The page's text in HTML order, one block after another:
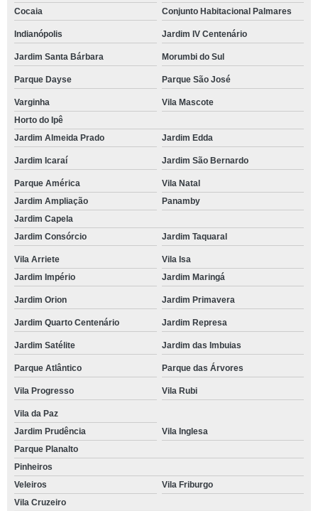
Cocaia
Conjunto Habitacional Palmares
Indianópolis Jardim IV Centenário
Jardim Santa Bárbara Morumbi do Sul
Parque Dayse Parque São José
Varginha
Vila Mascote
Horto do Ipê
Jardim Almeida Prado
Jardim Edda
Jardim Icaraí Jardim São Bernardo
Parque América
Vila Natal
Jardim Ampliação
Panamby
Jardim Capela
Jardim Consórcio
Jardim Taquaral
Vila Arriete
Vila Isa
Jardim Império
Jardim Maringá
Jardim Orion Jardim Primavera
Jardim Quarto Centenário Jardim Represa
Jardim Satélite Jardim das Imbuias
Parque Atlântico Parque das Árvores
Vila Progresso Vila Rubi
Vila da Paz
Jardim Prudência
Vila Inglesa
Parque Planalto
Pinheiros
Veleiros
Vila Friburgo
Vila Cruzeiro